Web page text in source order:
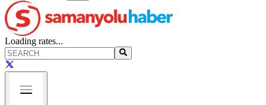
Loading rates...